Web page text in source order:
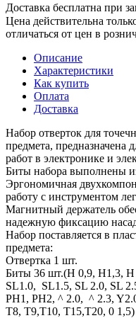
Доставка бесплатна при
Цена действительна
отличаться от цен в
Описание
Характеристики
Как купить
Оплата
Доставка
Набор отверток для
предмета,
работ в электронике и
Биты набора выполнены
Эргономичная
работу с инструментом
Магнитный держатель
надежную фиксацию
Набор поставляется в
предмета:
Отвертка 1 шт.
Биты 36 шт.(Н 0,9, Н1,3, H
SL1.0, SL1.5, SL 2.0, SL
PH1, PH2, ^ 2.0, ^ 2.3,
T8, Т9,T10, Т15,Т20, 0 1,5)